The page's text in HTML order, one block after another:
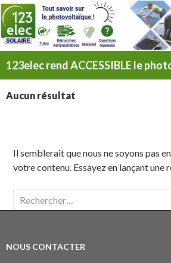
AU
Aucun résultat
Il semblerait que nous ne soyons pas
votre contenu. Essayez en lançant une
Rechercher :
NOUS CONTACTER